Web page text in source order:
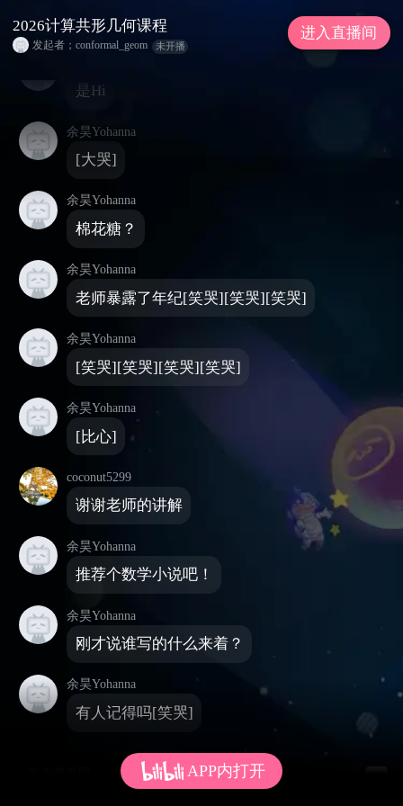
2026计算共形几何课程
是Hi
余昊Yohanna
[大哭]
余昊Yohanna
棉花糖？
余昊Yohanna
老师暴露了年纪[笑哭][笑哭][笑哭]
余昊Yohanna
[笑哭][笑哭][笑哭][笑哭]
余昊Yohanna
[比心]
coconut5299
谢谢老师的讲解
余昊Yohanna
推荐个数学小说吧！
余昊Yohanna
刚才说谁写的什么来着？
余昊Yohanna
有人记得吗[笑哭]
2026计算共形几何课程
发起者；conformal_geom 未开播
进入直播间
APP内打开